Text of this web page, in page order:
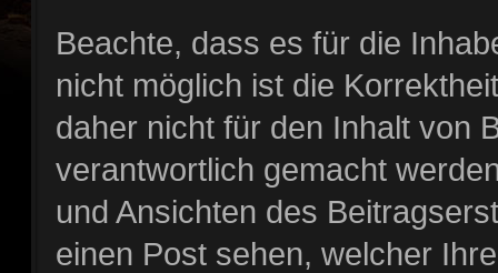
Beachte, dass es für die
nicht möglich ist die
daher nicht für den Inhalt von
verantwortlich gemacht
und Ansichten des
einen Post sehen, welcher